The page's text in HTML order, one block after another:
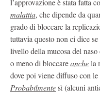
l’approvazione è stata fatta
malattia, che dipende da
grado di bloccare la
tuttavia questo non ci dice
livello della mucosa del
o meno di bloccareanchela
dove poi viene diffuso con
Probabilmentesì (alcuni